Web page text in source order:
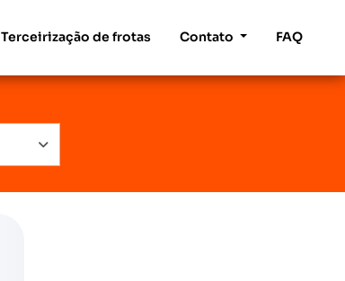
Terceirização de frotas Contato FAQ